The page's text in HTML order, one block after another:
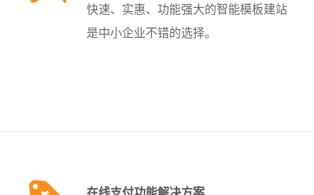
快速、实惠、功能强大的智能模板建站
是中小企业不错的选择。
在线支付功能解决方案